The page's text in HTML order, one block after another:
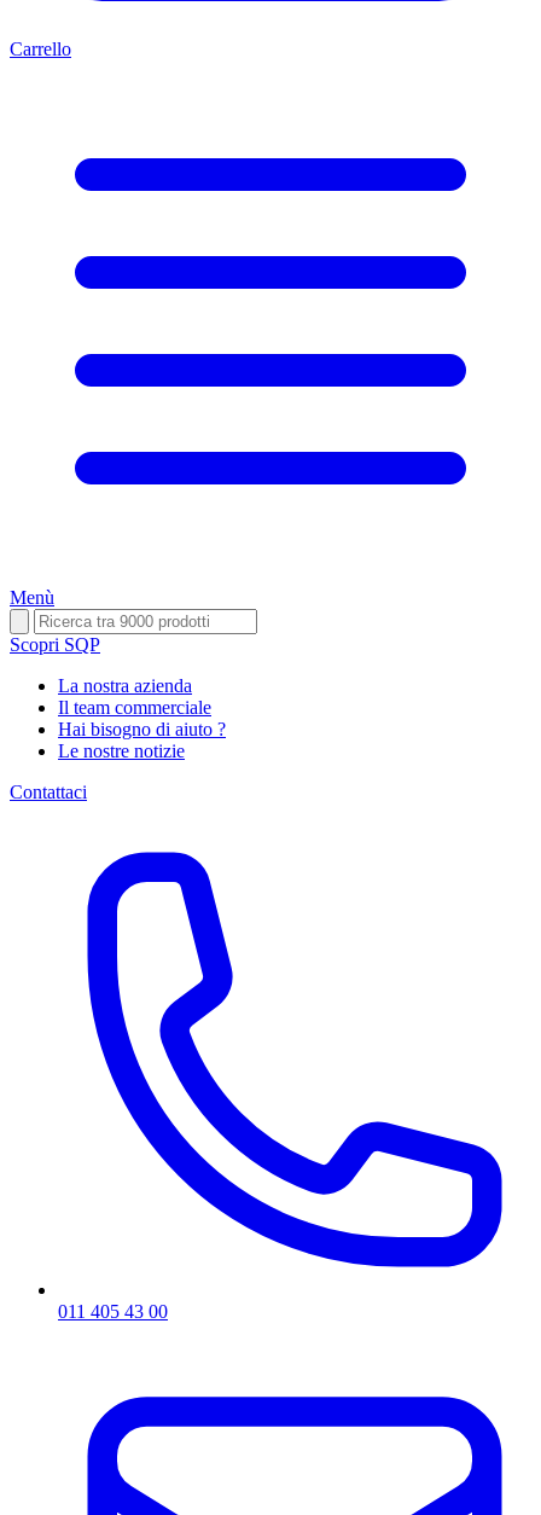
Carrello
Menù
Scopri SQP
La nostra azienda
Il team commerciale
Hai bisogno di aiuto ?
Le nostre notizie
Contattaci
011 405 43 00